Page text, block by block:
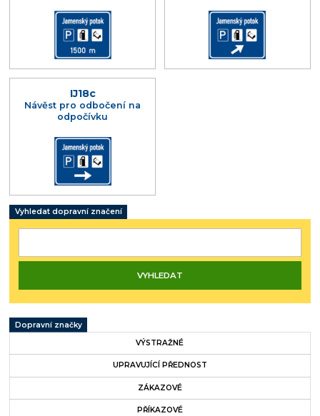
IJ18c
Návěst pro odbočení na
odpočívku
Vyhledat dopravní značení
Dopravní značky
VÝSTRAŽNÉ
UPRAVUJÍCÍ PŘEDNOST
ZÁKAZOVÉ
PŘÍKAZOVÉ